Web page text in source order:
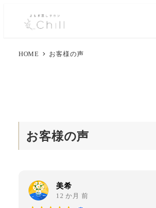
HOME お客様の声
お客様の声
美希
12 か月 前